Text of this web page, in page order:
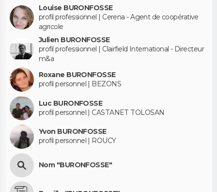
Louise BURONFOSSE
profil professionnel | Cerena - Agent de coopérative
agricole
Julien BURONFOSSE
profil professionnel | Clairfield International - Directeur
m&a
Roxane BURONFOSSE
profil personnel | BEZONS
Luc BURONFOSSE
profil personnel | CASTANET TOLOSAN
Yvon BURONFOSSE
profil personnel | ROUCY
Nom "BURONFOSSE"